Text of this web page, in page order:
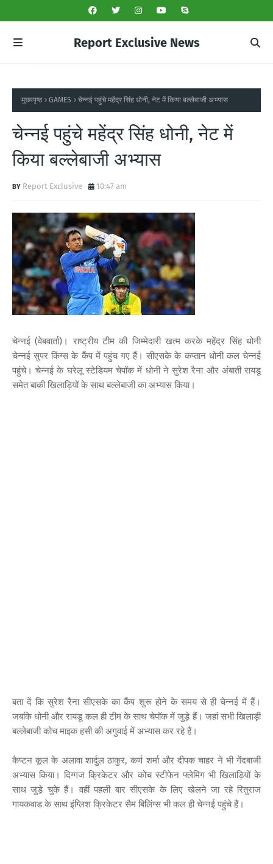
Report Exclusive News
मुख्यपृष्ठ GAMES चेन्नई पहुंचे महेंद्र सिंह धोनी, नेट में किया बल्लेबाजी अभ्यास
चेन्नई पहुंचे महेंद्र सिंह धोनी, नेट में
किया बल्लेबाजी अभ्यास
Report Exclusive 10:47 am
चेन्नई (वेबवार्ता)। राष्ट्रीय टीम की जिम्मेदारी खत्म करके महेंद्र सिंह धोनी
चेन्नई सुपर किंग्स के कैंप में पहुंच गए हैं। सीएसके के कप्तान धोनी कल चेन्नई
पहुंचे। चेन्नई के घरेलू स्टेडियम चेपॉक में धोनी ने सुरेश रैना और अंबाती रायडू
समेत बाकी खिलाड़ियों के साथ बल्लेबाजी का अभ्यास किया।
बता दें कि सुरेश रैना सीएसके का कैंप शुरू होने के समय से ही चेन्नई में हैं।
जबकि धोनी और रायडू कल ही टीम के साथ चेपॉक में जुड़े हैं। जहां सभी खिलाड़ी
बल्लेबाजी कोच माइक हसी की अगुवाई में अभ्यास कर रहे हैं।
कैप्टन कूल के अलावा शार्दुल ठाकुर, कर्ण शर्मा और दीपक चाहर ने भी गेंदबाजी
अभ्यास किया। दिग्गज क्रिकेटर और कोच स्टीफेन फ्लेमिंग भी खिलाड़ियों के
साथ जुड़े चुके हैं। वहीं पहली बार सीएसके के लिए खेलने जा रहे रितुराज
गायकवाड के साथ इंग्लिश क्रिकेटर सैम बिलिंग्स भी कल ही चेन्नई पहुंचे हैं।